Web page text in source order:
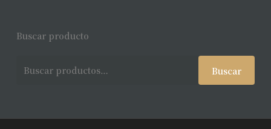
Buscar producto
Buscar